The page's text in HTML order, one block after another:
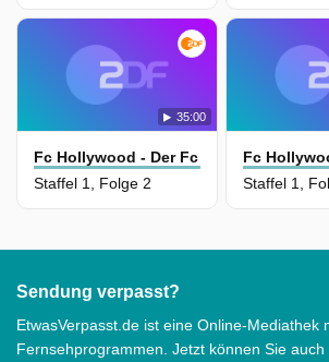
35:00
Fc Hollywood - Der Fc Bayern Und Die
Staffel 1, Folge 2
Fc
Staffel 1,
Sendung verpasst?
EtwasVerpasst.de ist eine Online-Mediathek
Fernsehprogrammen. Jetzt können Sie